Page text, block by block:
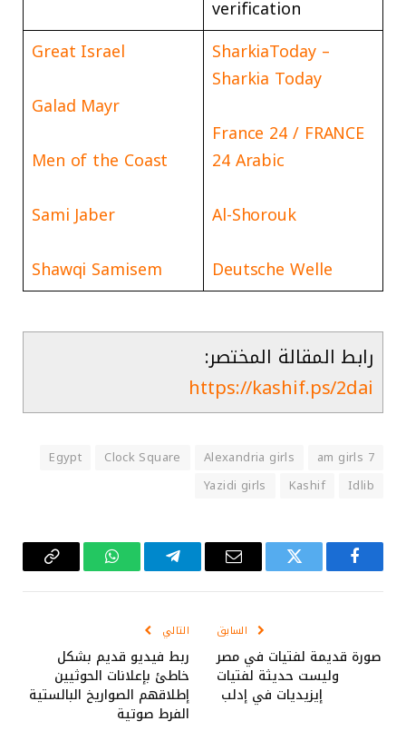
verification
SharkiaToday –
Sharkia Today
France 24 / FRANCE
24 Arabic
Al-Shorouk
Deutsche Welle
Great Israel
Galad Mayr
Men of the Coast
Sami Jaber
Shawqi Samisem
رابط المقالة المختصر:
https://kashif.ps/2dai
7 am girls
Alexandria girls
Clock Square
Egypt
Idlib
Kashif
Yazidi girls
فيسبوك تويتر
البريد
تيلقرام واتساب Copy
السابق
صورة قديمة لفتيات في مصر
وليست حديثة لفتيات
إيزيديات في إدلب
التالي
ربط فيديو قديم بشكل
خاطئ بإعلانات الحوثيين
إطلاقهم الصواريخ البالستية
الفرط صوتية